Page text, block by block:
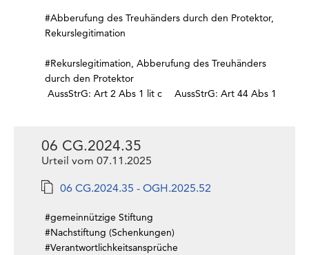
#Abberufung des Treuhänders durch den Protektor,
Rekurslegitimation
#Rekurslegitimation, Abberufung des Treuhänders
durch den Protektor
AussStrG: Art 2 Abs 1 lit c
AussStrG: Art 44 Abs 1
06 CG.2024.35
Urteil vom 07.11.2025
06 CG.2024.35 - OGH.2025.52
#gemeinnützige Stiftung
#Nachstiftung (Schenkungen)
#Verantwortlichkeitsansprüche